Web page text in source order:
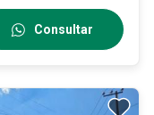
Consultar